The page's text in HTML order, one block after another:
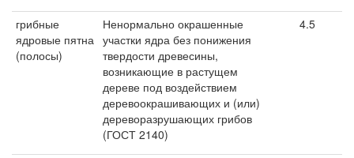
грибные
ядровые пятна
(полосы)
Ненормально окрашенные
участки ядра без понижения
твердости древесины,
возникающие в растущем
дереве под воздействием
деревоокрашивающих и (или)
дереворазрушающих грибов
(ГОСТ 2140)
4.5